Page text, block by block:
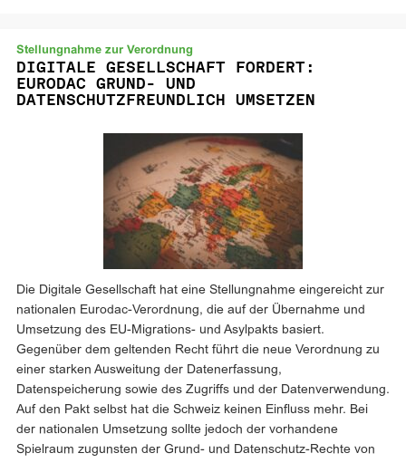
Stellungnahme zur Verordnung
DIGITALE GESELLSCHAFT FORDERT:
EURODAC GRUND- UND
DATENSCHUTZFREUNDLICH UMSETZEN
Die Digitale Gesellschaft hat eine Stellungnahme eingereicht zur
nationalen Eurodac-Verordnung, die auf der Übernahme und
Umsetzung des EU-Migrations- und Asylpakts basiert.
Gegenüber dem geltenden Recht führt die neue Verordnung zu
einer starken Ausweitung der Datenerfassung,
Datenspeicherung sowie des Zugriffs und der Datenverwendung.
Auf den Pakt selbst hat die Schweiz keinen Einfluss mehr. Bei
der nationalen Umsetzung sollte jedoch der vorhandene
Spielraum zugunsten der Grund- und Datenschutz-Rechte von